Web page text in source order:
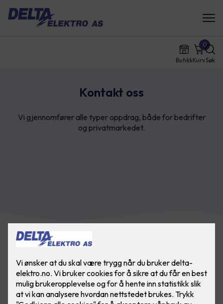
ButikkKurv
0
Søk
Kontakt oss
Vi gjennomfører alle typer oppdrag, både for bedrifter
og privatmarkedet.
Send inn din henvendelse
Fyll ut dine kontaktopplysninger og send inn kontaktskjema.
Du vil bli kontaktet innen tre virkedager
Hva trenger du hjelp til?